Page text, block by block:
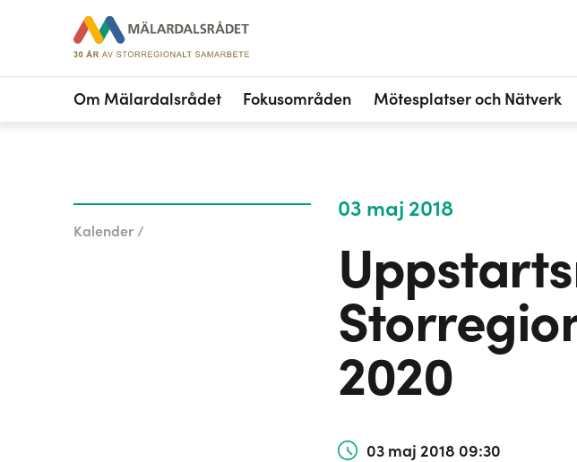
Om Mälardalsrådet Fokusområden Mötesplatser och Nätverk
Kalender /
03 maj 2018
2020
03 maj 2018 09:30